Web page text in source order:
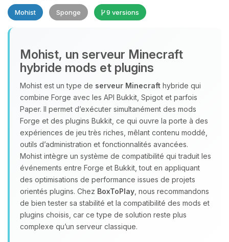
Mohist Sponge 9 versions
Mohist, un serveur Minecraft
hybride mods et plugins
Mohist est un type de serveur Minecraft hybride qui
combine Forge avec les API Bukkit, Spigot et parfois
Paper. Il permet d’exécuter simultanément des mods
Forge et des plugins Bukkit, ce qui ouvre la porte à des
expériences de jeu très riches, mêlant contenu moddé,
outils d’administration et fonctionnalités avancées.
Mohist intègre un système de compatibilité qui traduit les
événements entre Forge et Bukkit, tout en appliquant
des optimisations de performance issues de projets
orientés plugins. Chez BoxToPlay , nous recommandons
de bien tester sa stabilité et la compatibilité des mods et
plugins choisis, car ce type de solution reste plus
complexe qu’un serveur classique.
Youpi, enfin quelqu’un pour me
parler ! Moi c’est Choupy, ton petit
assistant BoxToPlay. Dis-moi ce dont
tu as besoin et je vais remuer mes
petits circuits pour t’aider.
07/08/2026 à 15:30